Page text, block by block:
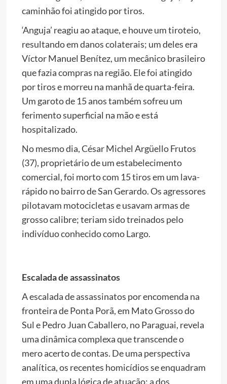
caminhão foi atingido por tiros.
‘Anguja’ reagiu ao ataque, e houve um tiroteio,
resultando em danos colaterais; um deles era
Víctor Manuel Benítez, um mecânico brasileiro
que fazia compras na região. Ele foi atingido
por tiros e morreu na manhã de quarta-feira.
Um garoto de 15 anos também sofreu um
ferimento superficial na mão e está
hospitalizado.
No mesmo dia, César Michel Argüello Frutos
(37), proprietário de um estabelecimento
comercial, foi morto com 15 tiros em um lava-
rápido no bairro de San Gerardo. Os agressores
pilotavam motocicletas e usavam armas de
grosso calibre; teriam sido treinados pelo
indivíduo conhecido como Largo.
Escalada de assassinatos
A escalada de assassinatos por encomenda na
fronteira de Ponta Porã, em Mato Grosso do
Sul e Pedro Juan Caballero, no Paraguai, revela
uma dinâmica complexa que transcende o
mero acerto de contas. De uma perspectiva
analítica, os recentes homicídios se enquadram
em uma dupla lógica de atuação: a dos